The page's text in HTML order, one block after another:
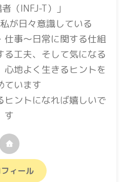
（INFJ-T）」
が日々意識している
仕事〜日常に関する仕組
る工夫、そして気になる
地よく生きるヒントを
ています
ヒントになれば嬉しいで
す
ィール